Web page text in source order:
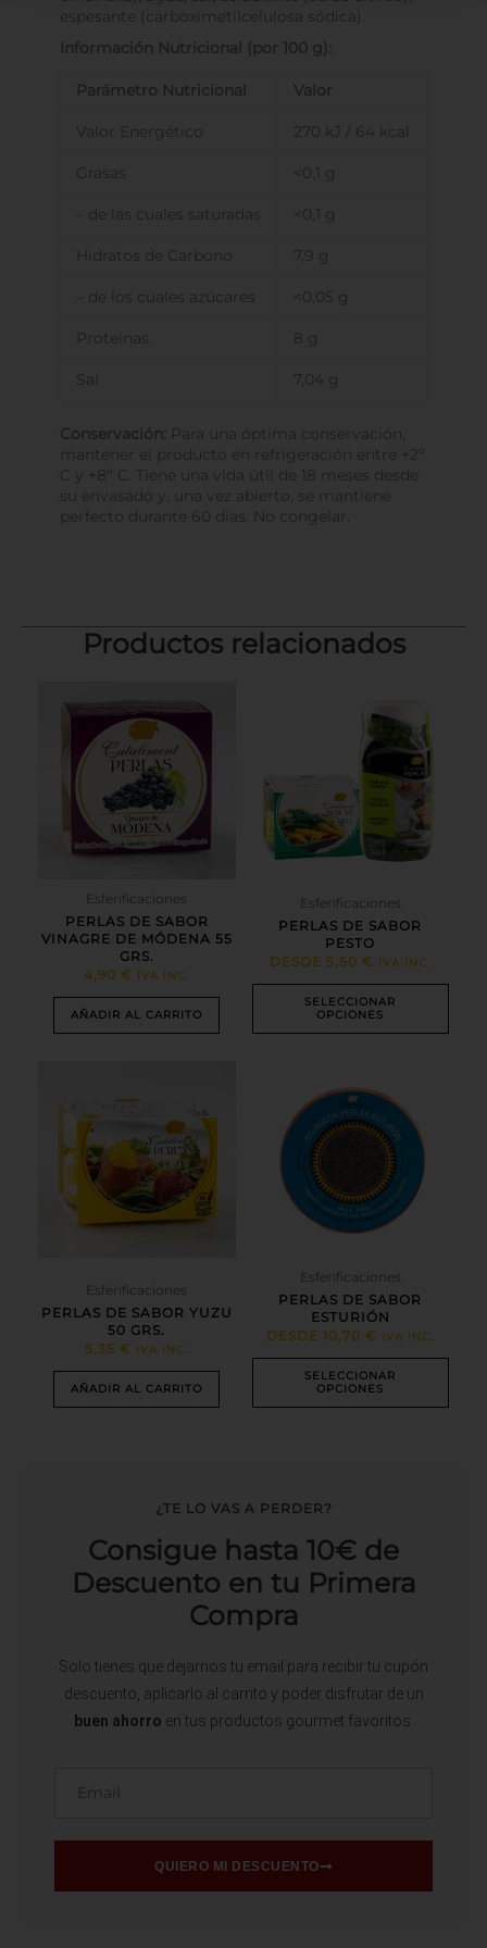
espesante (carboximetilcelulosa sódica).
Información Nutricional (por 100 g):
Parámetro Nutricional Valor
Valor Energético 270 kJ / 64 kcal
Grasas <0,1 g
– de las cuales saturadas <0,1 g
Hidratos de Carbono 7,9 g
– de los cuales azúcares <0,05 g
Proteínas 8 g
Sal 7,04 g
Conservación: Para una óptima conservación,
mantener el producto en refrigeración entre +2º
C y +8º C. Tiene una vida útil de 18 meses desde
su envasado y, una vez abierto, se mantiene
perfecto durante 60 días. No congelar.
Productos relacionados
Esferificaciones
PERLAS DE SABOR
VINAGRE DE MÓDENA 55
GRS.
4,90€ IVA INC.
AÑADIR AL CARRITO
Esferificaciones
PERLAS DE SABOR
PESTO
DESDE 5,50€ IVA INC.
SELECCIONAR
OPCIONES
producto
tiene
múltiples
variantes.
Las
opciones
se
pueden
en
la
página
de
producto
Esferificaciones
PERLAS DE SABOR YUZU
50 GRS.
5,35€ IVA INC.
AÑADIR AL CARRITO
Esferificaciones
PERLAS DE SABOR
ESTURIÓN
DESDE 10,70€ IVA INC.
SELECCIONAR
OPCIONES
producto
tiene
múltiples
variantes.
opciones
pueden
en
la
página
de
producto
¿TE LO VAS A PERDER?
Consigue hasta 10€ de
Descuento en tu Primera
Compra
Solo tienes que dejarnos tu email para recibir tu cupón
descuento, aplicarlo al carrito y poder disfrutar de un
buen ahorro en tus productos gourmet favoritos.
QUIERO MI DESCUENTO